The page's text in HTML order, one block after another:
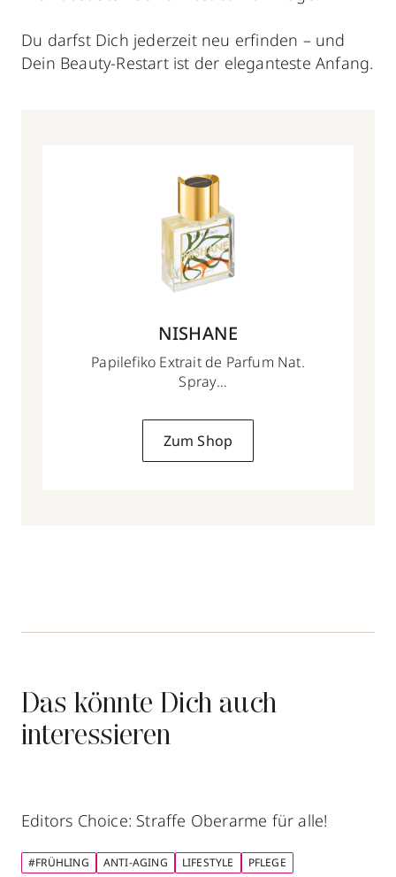
Du darfst Dich jederzeit neu erfinden – und
Dein Beauty-Restart ist der eleganteste Anfang.
NISHANE
Papilefiko Extrait de Parfum Nat.
Spray
Zum Shop
Das könnte Dich auch
interessieren
Editors Choice: Straffe Oberarme für alle!
#FRÜHLING ANTI-AGING LIFESTYLE PFLEGE